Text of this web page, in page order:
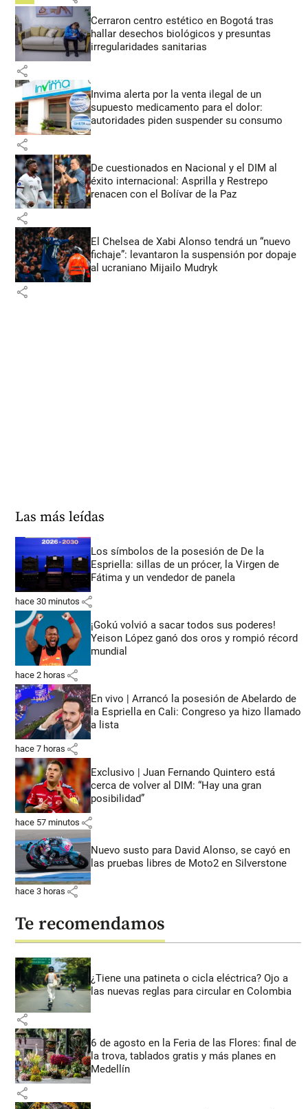
Cerraron centro estético en Bogotá tras
hallar desechos biológicos y presuntas
irregularidades sanitarias
share
Invima alerta por la venta ilegal de un
supuesto medicamento para el dolor:
autoridades piden suspender su consumo
share
De cuestionados en Nacional y el DIM al
éxito internacional: Asprilla y Restrepo
renacen con el Bolívar de la Paz
share
El Chelsea de Xabi Alonso tendrá un “nuevo
fichaje”: levantaron la suspensión por dopaje
al ucraniano Mijailo Mudryk
share
Las más leídas
Los símbolos de la posesión de De la
Espriella: sillas de un prócer, la Virgen de
Fátima y un vendedor de panela
hace 30 minutos share
¡Gokú volvió a sacar todos sus poderes!
Yeison López ganó dos oros y rompió récord
mundial
hace 2 horas share
En vivo | Arrancó la posesión de Abelardo de
la Espriella en Cali: Congreso ya hizo llamado
a lista
hace 7 horas share
Exclusivo | Juan Fernando Quintero está
cerca de volver al DIM: “Hay una gran
posibilidad”
hace 57 minutos share
Nuevo susto para David Alonso, se cayó en
las pruebas libres de Moto2 en Silverstone
hace 3 horas share
Te recomendamos
¿Tiene una patineta o cicla eléctrica? Ojo a
las nuevas reglas para circular en Colombia
share
6 de agosto en la Feria de las Flores: final de
la trova, tablados gratis y más planes en
Medellín
share